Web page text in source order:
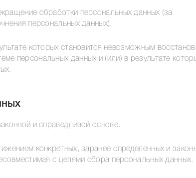
обработки персональных данных (за
персональных данных).
которых становится невозможным
персональных данных и (или) в результате
и справедливой основе.
конкретных, заранее определенных и
с целями сбора персональных данных.